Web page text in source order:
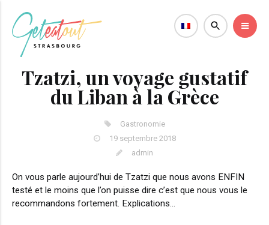
Tzatzi, un voyage gustatif
du Liban à la Grèce
Gastronomie
19 septembre 2018
admin
On vous parle aujourd’hui de Tzatzi que nous avons ENFIN
testé et le moins que l’on puisse dire c’est que nous vous le
recommandons fortement. Explications…